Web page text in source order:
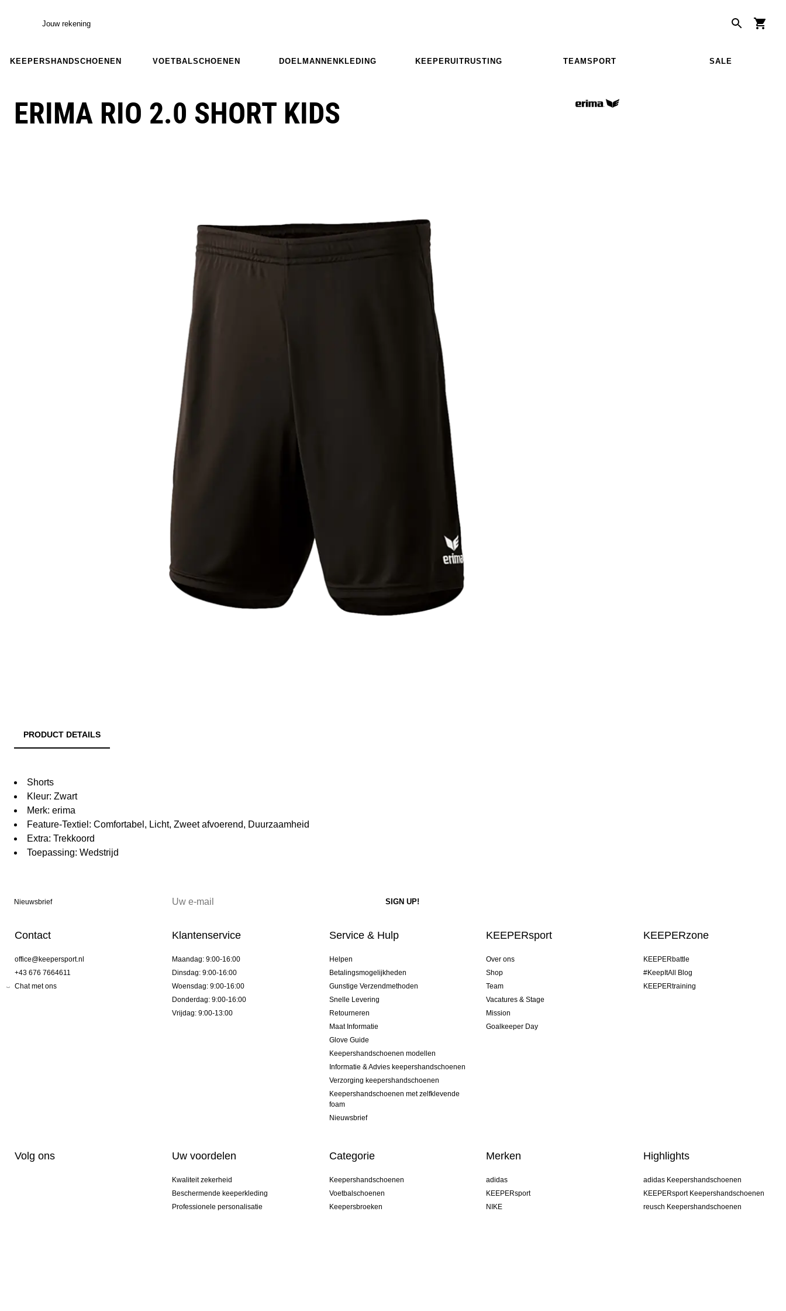
Jouw rekening
KEEPERSHANDSCHOENEN VOETBALSCHOENEN DOELMANNENKLEDING KEEPERUITRUSTING TEAMSPORT SALE
ERIMA RIO 2.0 SHORT KIDS
PRODUCT DETAILS
Shorts
Kleur: Zwart
Merk: erima
Feature-Textiel: Comfortabel, Licht, Zweet afvoerend, Duurzaamheid
Extra: Trekkoord
Toepassing: Wedstrijd
Nieuwsbrief
Contact
office@keepersport.nl
+43 676 7664611
Chat met ons
Klantenservice
Maandag: 9:00-16:00
Dinsdag: 9:00-16:00
Woensdag: 9:00-16:00
Donderdag: 9:00-16:00
Vrijdag: 9:00-13:00
Service & Hulp
Helpen
Betalingsmogelijkheden
Gunstige Verzendmethoden
Snelle Levering
Retourneren
Maat Informatie
Glove Guide
Keepershandschoenen modellen
Informatie & Advies keepershandschoenen
Verzorging keepershandschoenen
Keepershandschoenen met zelfklevende
foam
Nieuwsbrief
KEEPERsport
Over ons
Shop
Team
Vacatures & Stage
Mission
Goalkeeper Day
KEEPERzone
KEEPERbattle
#KeepItAll Blog
KEEPERtraining
Volg ons Uw voordelen
Kwaliteit zekerheid
Beschermende keeperkleding
Professionele personalisatie
Categorie
Keepershandschoenen
Voetbalschoenen
Keepersbroeken
Merken
adidas
KEEPERsport
NIKE
Highlights
adidas Keepershandschoenen
KEEPERsport Keepershandschoenen
reusch Keepershandschoenen